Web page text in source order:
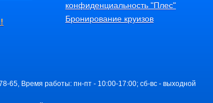
конфиденциальность "Плес"
Бронирование круизов
65, Время работы: пн-пт - 10:00-17:00; сб-вс - выходной